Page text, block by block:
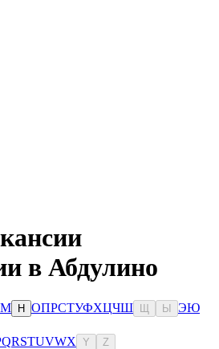
в Абдулино
М Н ОПРСТУФХЦЧШ Ы ЭЮ
QRSTUVWX Y Z